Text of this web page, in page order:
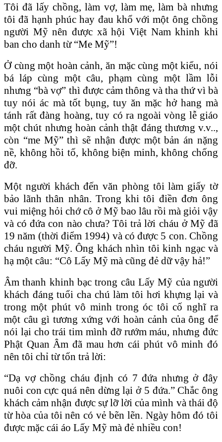
Tôi đã lấy chồng, làm vợ, làm mẹ, làm bà nhưng
tôi đã hạnh phúc hay đau khổ với một ông chồng
người Mỹ nên được xã hội Việt Nam khinh khi
ban cho danh từ “Me Mỹ”!
Ở cùng một hoàn cảnh, ăn mặc cùng một kiểu, nói
bá láp cùng một câu, phạm cùng một lầm lỗi
nhưng “bà vợ” thì được cảm thông và tha thứ vì bà
tuy nói ác mà tốt bụng, tuy ăn mặc hở hang mà
tánh rất đàng hoàng, tuy có ra ngoài vòng lễ giáo
một chút nhưng hoàn cảnh thật đáng thương v.v..,
còn “me Mỹ” thì sẽ nhận được một bản án nặng
nề, không hồi tố, không biện minh, không chống
đỡ.
Một người khách đến văn phòng tôi làm giấy tờ
bảo lãnh thân nhân. Trong khi tôi điền đơn ông
vui miệng hỏi chớ cô ở Mỹ bao lâu rồi mà giỏi vậy
và có đứa con nào chưa? Tôi trả lời cháu ở Mỹ đã
19 năm (thời điểm 1994) và có được 5 con. Chồng
cháu người Mỹ. Ông khách nhìn tôi kinh ngạc và
hạ một câu: “Cô Lấy Mỹ mà cũng đẻ dữ vậy hả!”
Âm thanh khinh bạc trong câu Lấy Mỹ của người
khách đáng tuổi cha chú làm tôi hơi khựng lại và
trong một phút vô minh trong óc tôi cố nghĩ ra
một câu gì tương xứng với hoàn cảnh của ông để
nói lại cho trái tim mình đỡ rướm máu, nhưng đức
Phật Quan Âm đã mau hơn cái phút vô minh đó
nên tôi chỉ từ tốn trả lời:
“Dạ vợ chồng cháu định có 7 đứa nhưng ở đây
nuôi con cực quá nên dừng lại ở 5 đứa.” Chắc ông
khách cảm nhận được sự lỡ lời của mình và thái độ
từ hòa của tôi nên có vẻ bẽn lẽn. Ngày hôm đó tôi
được mặc cái áo Lấy Mỹ mà đẻ nhiều con!